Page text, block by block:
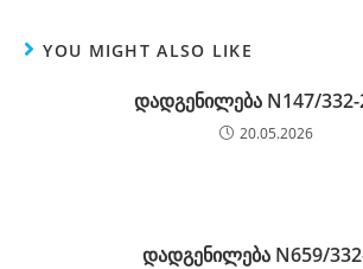
YOU MIGHT ALSO LIKE
დადგენილება N147/332-
20.05.2026
დადგენილება N659/